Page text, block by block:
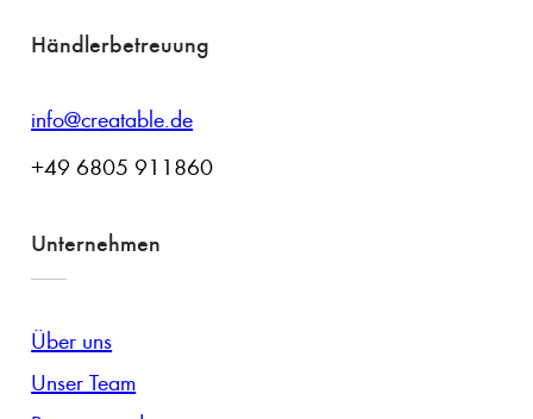
Händlerbetreuung
info@creatable.de
+49 6805 911860
Unternehmen
Über uns
Unser Team